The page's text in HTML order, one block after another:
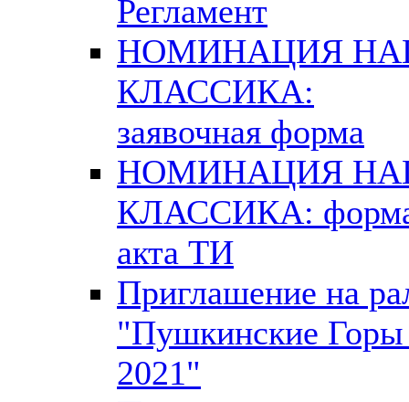
Регламент
НОМИНАЦИЯ
КЛАССИКА:
заявочная форма
НОМИНАЦИЯ
КЛАССИКА:
акта ТИ
Приглашение на
"Пушкинские
2021"